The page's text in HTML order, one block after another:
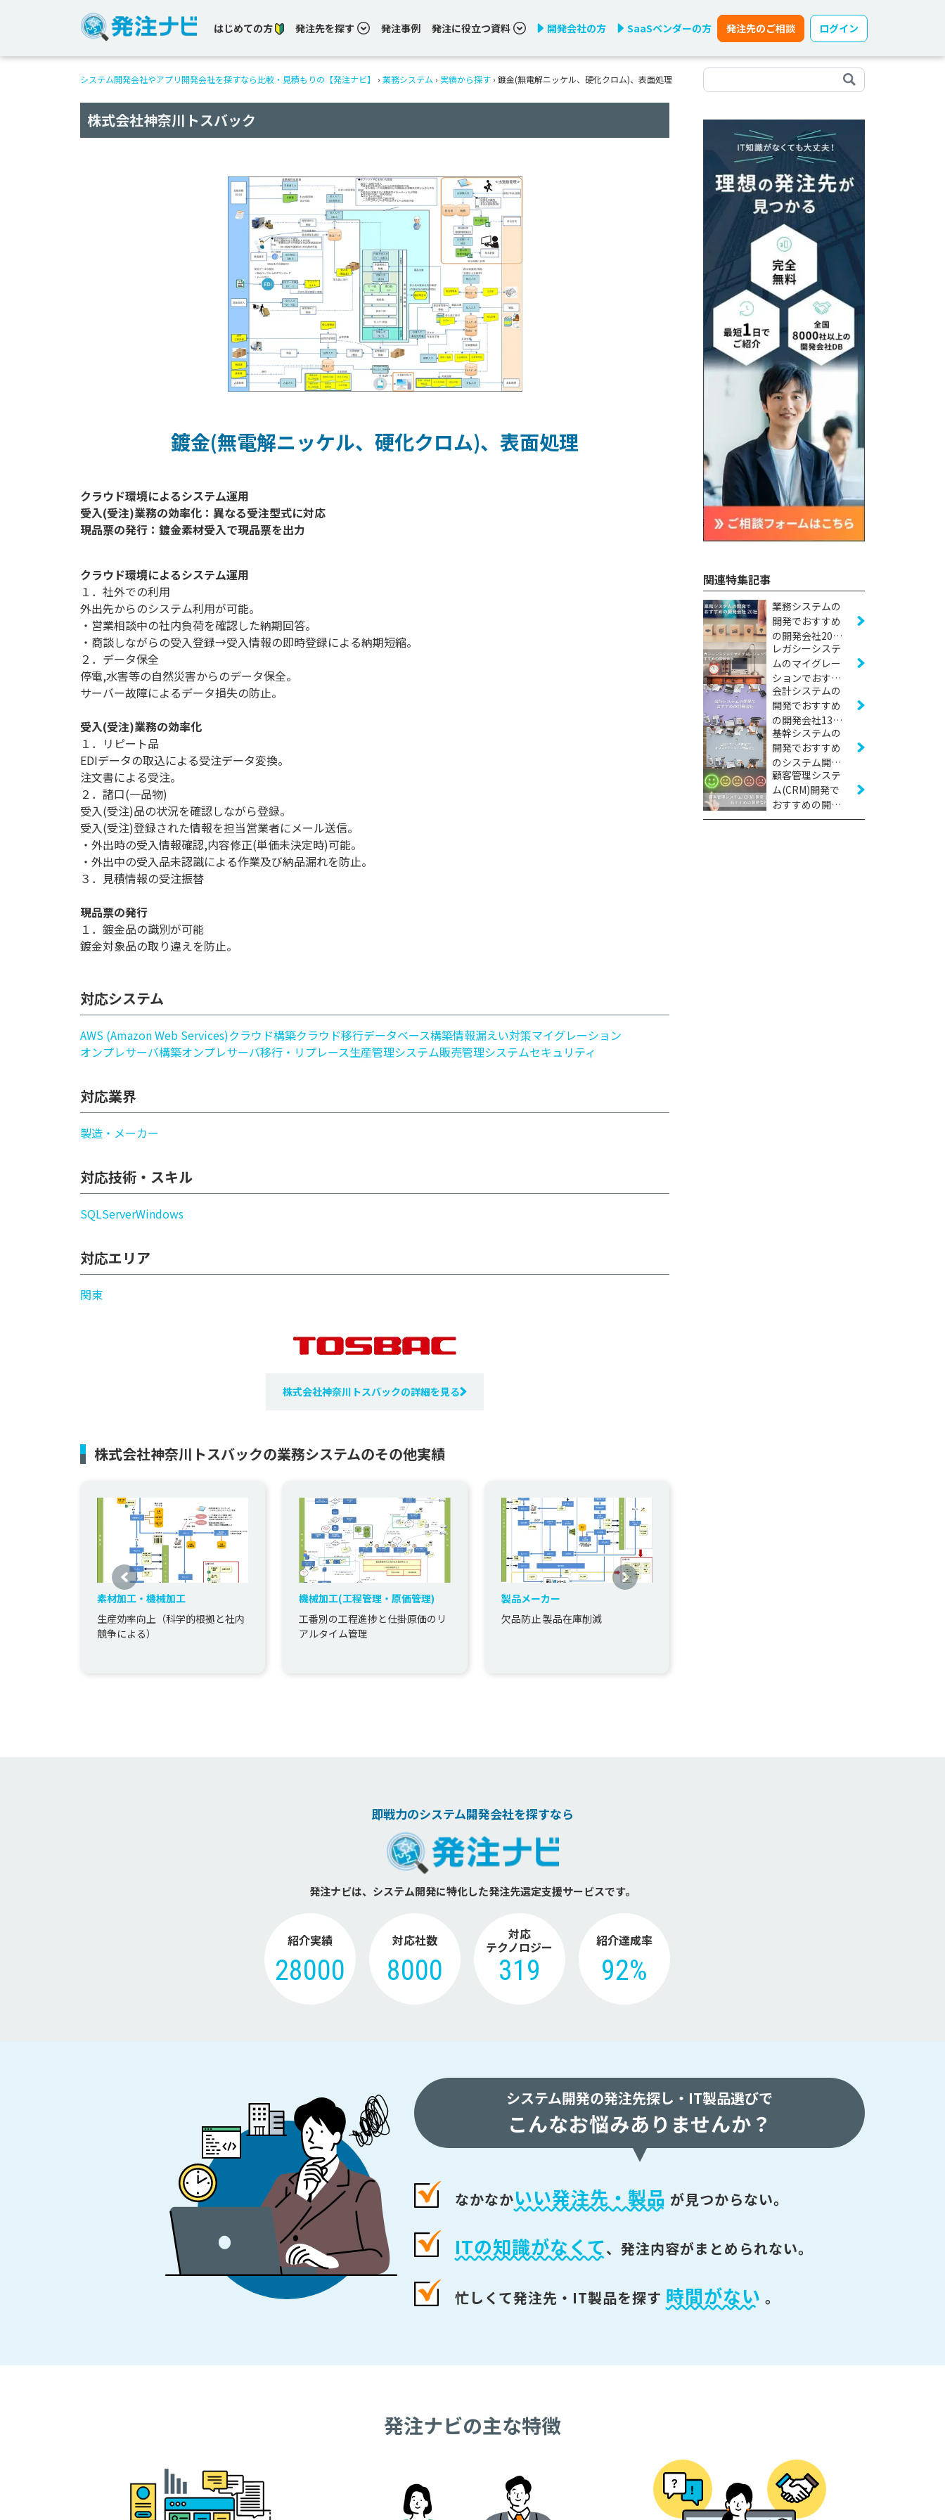
はじめての方 発注先を探す 発注事例 発注に役立つ資料 開発会社の方 SaaSベンダーの方 発注先のご相談 ログイン
システム開発会社やアプリ開発会社を探すなら比較・見積もりの【発注ナビ】 › 業務システム › 実績から探す › 鍍金(無電解ニッケル、硬化クロム)、表面処理
株式会社神奈川トスバック
鍍金(無電解ニッケル、硬化クロム)、表面処理
クラウド環境によるシステム運用
受入(受注)業務の効率化：異なる受注型式に対応
クラウド環境によるシステム運用
１．社外での利用
外出先からのシステム利用が可能。
・営業相談中の社内負荷を確認した納期回答。
・商談しながらの受入登録→受入情報の即時登録による納期短縮。
２．データ保全
停電,水害等の自然災害からのデータ保全。
サーバー故障によるデータ損失の防止。
受入(受注)業務の効率化
１．リピート品
EDIデータの取込による受注データ変換。
注文書による受注。
２．諸口(一品物)
受入(受注)品の状況を確認しながら登録。
受入(受注)登録された情報を担当営業者にメール送信。
・外出時の受入情報確認,内容修正(単価未決定時)可能。
・外出中の受入品未認識による作業及び納品漏れを防止。
３．見積情報の受注振替
現品票の発行
１．鍍金品の識別が可能
鍍金対象品の取り違えを防止。
対応システム
AWS (Amazon Web Services)クラウド構築クラウド移行データベース構築情報漏えい対策マイグレーション
オンプレサーバ構築オンプレサーバ移行・リプレース生産管理システム販売管理システムセキュリティ
対応業界
製造・メーカー
対応技術・スキル
SQLServerWindows
対応エリア
関東
株式会社神奈川トスバックの詳細を見る
株式会社神奈川トスバックの業務システムのその他実績
素材加工・機械加工
生産効率向上（科学的根拠と社内
競争による）
機械加工(工程管理・原価管理)
工番別の工程進捗と仕掛原価のリ
アルタイム管理
製品メーカー
欠品防止 製品在庫削減
関連特集記事
業務システムの
開発でおすすめ
の開発会社20社
【2026年版】
レガシーシステ
ムのマイグレー
ションでおすす
めの開発会社12
社【2026年版】
会計システムの
開発でおすすめ
の開発会社13社
【2026年版】
基幹システムの
開発でおすすめ
のシステム開発
会社24社【2026
年版】
顧客管理システ
ム(CRM)開発で
おすすめの開発
会社12社【2026
即戦力のシステム開発会社を探すなら
発注ナビは、システム開発に特化した発注先選定支援サービスです。
紹介実績
28000
対応社数
8000
対応
テクノロジー
319
紹介達成率
92%
システム開発の発注先探し・ IT製品選びで
こんなお悩みありませんか？
なかなかいい発注先・製品 が見つからない。
ITの知識がなくて、 発注内容がまとめられない。
忙しくて発注先・IT製品を探す 時間がない 。
発注ナビの主な特徴